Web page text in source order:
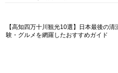
【高知四万十川観光10選】日本最後の
験・グルメを網羅したおすすめガイド